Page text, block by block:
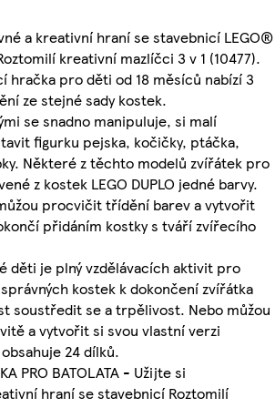
a kreativní hraní se stavebnicí LEGO®
kreativní mazlíčci 3 v 1 (10477).
hračka pro děti od 18 měsíců nabízí 3
ze stejné sady kostek.
se snadno manipuluje, si malí
figurku pejska, kočičky, ptáčka,
Některé z těchto modelů zvířátek pro
z kostek LEGO DUPLO jedné barvy.
procvičit třídění barev a vytvořit
přidáním kostky s tváří zvířecího
děti je plný vzdělávacích aktivit pro
kostek k dokončení zvířátka
soustředit se a trpělivost. Nebo můžou
a vytvořit si svou vlastní verzi
24 dílků.
PRO BATOLATA - Užijte si
hraní se stavebnicí Roztomilí